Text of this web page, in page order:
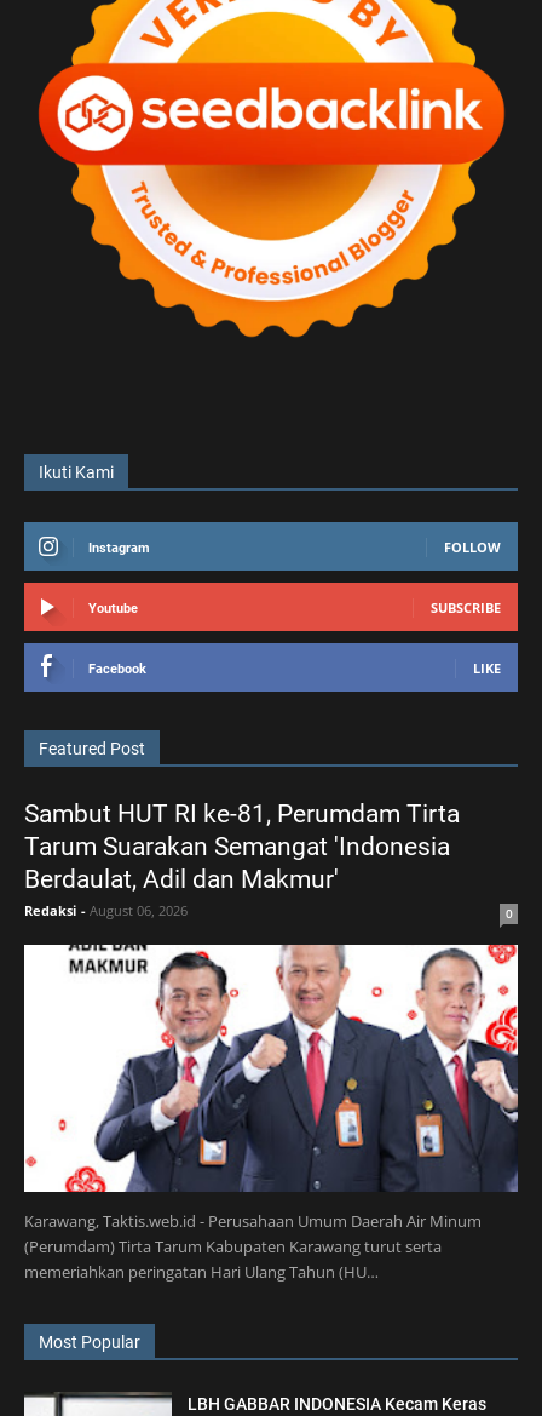
Ikuti Kami
Instagram FOLLOW
Youtube SUBSCRIBE
Facebook LIKE
Featured Post
Sambut HUT RI ke-81, Perumdam Tirta
Tarum Suarakan Semangat 'Indonesia
Berdaulat, Adil dan Makmur'
Redaksi - August 06, 2026 0
Karawang, Taktis.web.id - Perusahaan Umum Daerah Air Minum
(Perumdam) Tirta Tarum Kabupaten Karawang turut serta
memeriahkan peringatan Hari Ulang Tahun (HU…
Most Popular
LBH GABBAR INDONESIA Kecam Keras